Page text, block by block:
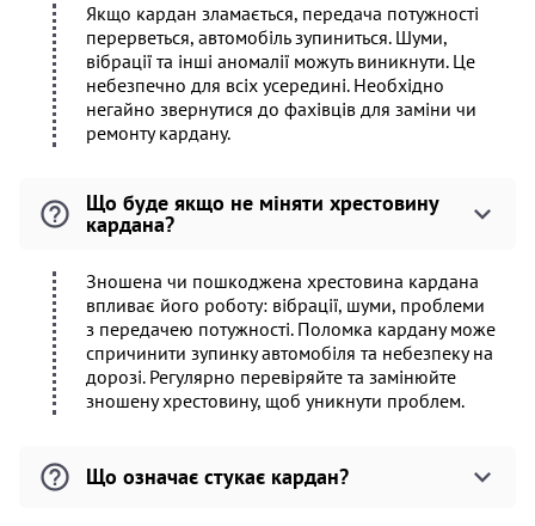
Якщо кардан зламається, передача потужності
перерветься, автомобіль зупиниться. Шуми,
вібрації та інші аномалії можуть виникнути. Це
небезпечно для всіх усередині. Необхідно
негайно звернутися до фахівців для заміни чи
ремонту кардану.
Що буде якщо не міняти хрестовину
кардана?
Зношена чи пошкоджена хрестовина кардана
впливає його роботу: вібрації, шуми, проблеми
з передачею потужності. Поломка кардану може
спричинити зупинку автомобіля та небезпеку на
дорозі. Регулярно перевіряйте та замінюйте
зношену хрестовину, щоб уникнути проблем.
Що означає стукає кардан?